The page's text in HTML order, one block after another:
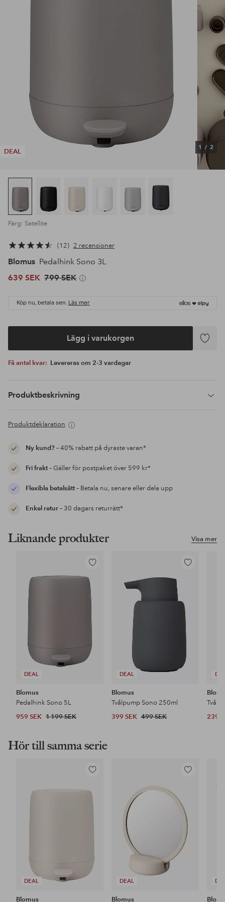
DEAL
1 / 2
Färg: Satellite
12 2 recensioner
Blomus Pedalhink Sono 3L
639 SEK 799 SEK
Köp nu, betala sen. Läs mer
Lägg i varukorgen
Lägg
Få antal kvar: Levereras om 2-3 vardagar
Produktbeskrivning
Produktdeklaration
Ny kund?– 40% rabatt på dyraste varan*
Fri frakt– Gäller för postpaket över 599 kr*
Flexibla betalsätt– Betala nu, senare eller dela upp
Enkel retur– 30 dagars returrätt*
Visa mer
Liknande produkter
DEAL
Lägg
till
favoriter
Blomus
Pedalhink Sono 5L
959 SEK 1 199 SEK
DEAL
Lägg
Blomus
Tvålpump Sono 250ml
399 SEK 499 SEK
239
Hör till samma serie
DEAL
Lägg
Blomus
DEAL
Lägg
favoriter
Blomus